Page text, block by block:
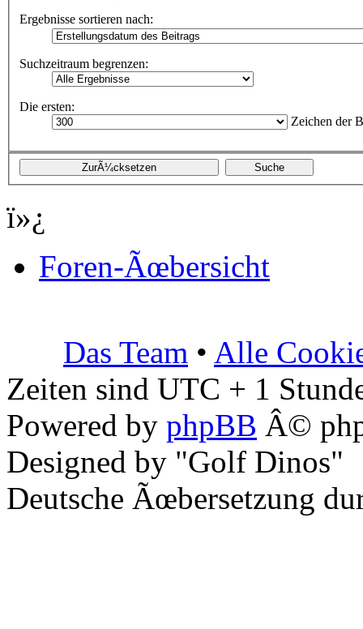
Ergebnisse sortieren nach:
Suchzeitraum begrenzen:
Die ersten:
Zeichen der
ï»¿
Foren-Ãœbersicht
Das Team • Alle
Zeiten sind UTC + 1
Powered by phpBB Â©
Designed by "Golf Dinos"
Deutsche Ãœbersetzung